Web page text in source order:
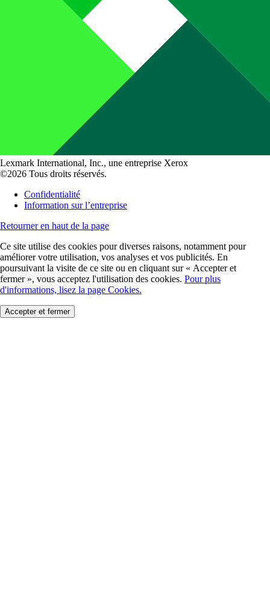
Lexmark International, Inc., une entreprise Xerox
©2026 Tous droits réservés.
Confidentialité
Information sur l’entreprise
Retourner en haut de la page
Ce site utilise des cookies pour diverses raisons, notamment pour
améliorer votre utilisation, vos analyses et vos publicités. En
poursuivant la visite de ce site ou en cliquant sur « Accepter et
fermer », vous acceptez l'utilisation des cookies. Pour plus
d'informations, lisez la page Cookies.
Accepter et fermer